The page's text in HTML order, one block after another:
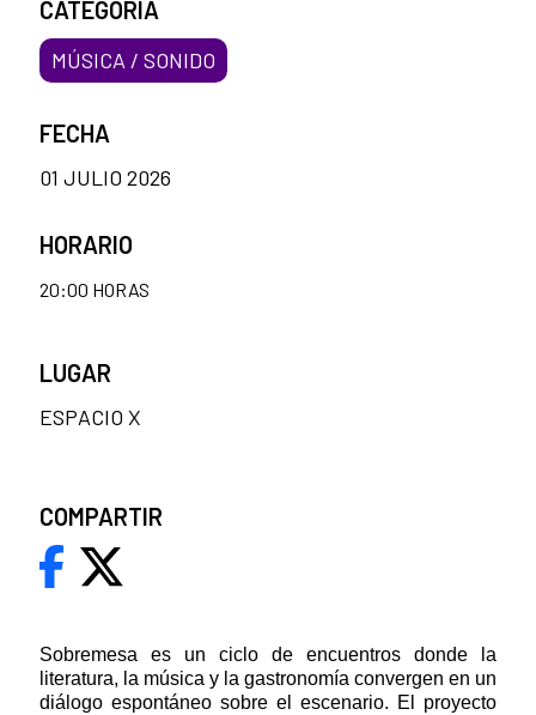
Sobremesa es un ciclo de encuentros donde la
literatura, la música y la gastronomía convergen en un
diálogo espontáneo sobre el escenario. El proyecto
CATEGORÍA
MÚSICA / SONIDO
FECHA
01 JULIO 2026
HORARIO
20:00 HORAS
LUGAR
ESPACIO X
COMPARTIR